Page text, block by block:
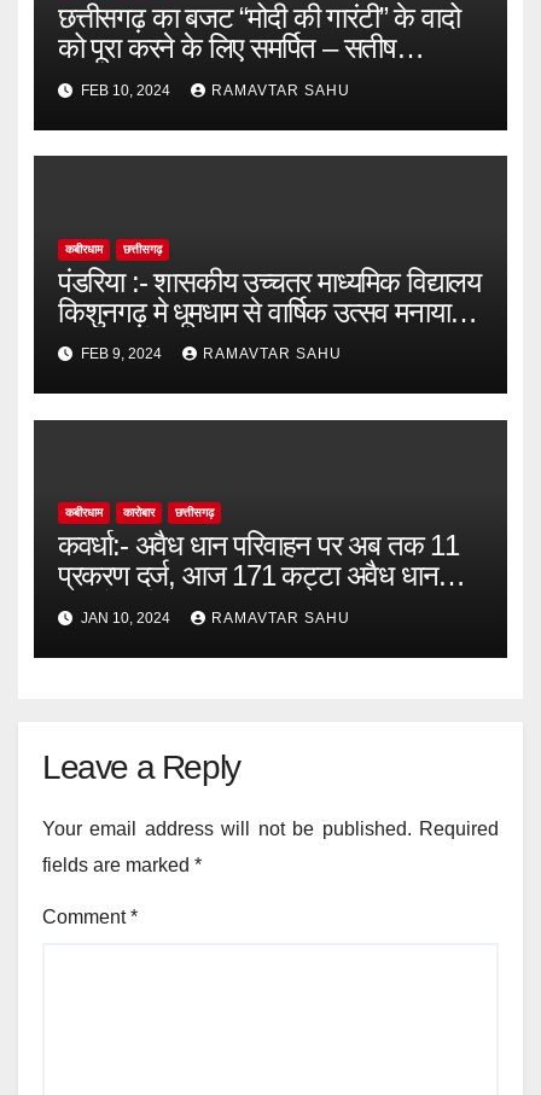
छत्तीसगढ़ का बजट “मोदी की गारंटी” के वादो
को पूरा करने के लिए समर्पित – सतीष
चन्द्राकर
FEB 10, 2024 RAMAVTAR SAHU
कबीरधाम छत्तीसगढ़
पंडरिया :- शासकीय उच्चतर माध्यमिक विद्यालय
किशुनगढ़ मे धूमधाम से वार्षिक उत्सव मनाया
गया जिसमें मुख्य अतिथि उपाध्यक्ष जनपद
पंचायत पंडरिया तुलश राम कश्यप।
FEB 9, 2024 RAMAVTAR SAHU
कबीरधाम कारोबार छत्तीसगढ़
कवर्धा:- अवैध धान परिवाहन पर अब तक 11
प्रकरण दर्ज, आज 171 कट्टा अवैध धान
भागुटोला में जप्त।
JAN 10, 2024 RAMAVTAR SAHU
Leave a Reply
Your email address will not be published. Required
fields are marked *
Comment*